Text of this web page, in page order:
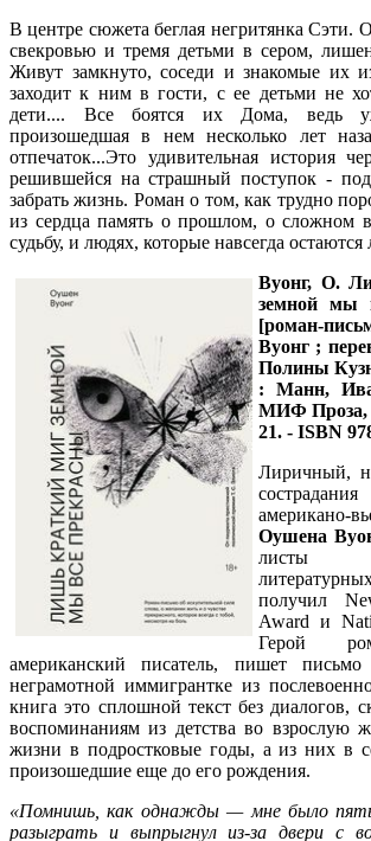
В центре сюжета беглая негритянка Сэти.
свекровью и тремя детьми в сером,
Живут замкнуто, соседи и знакомые их
заходит к ним в гости, с ее детьми не
дети.... Все боятся их Дома, ведь
произошедшая в нем несколько лет
отпечаток...Это удивительная история
решившейся на страшный поступок -
забрать жизнь. Роман о том, как трудно
из сердца память о прошлом, о сложном
судьбу, и людях, которые навсегда
Вуонг, О.
земной мы
[роман-
Вуонг ;
Полины
: Манн,
МИФ Проза,
21. - ISBN
Лиричный,
американо-
Оушена
листы
получил
Award и
Герой
американский писатель, пишет
неграмотной иммигрантке из
книга это сплошной текст без диалогов,
воспоминаниям из детства во взрослую
жизни в подростковые годы, а из них в
произошедшие еще до его рождения.
«Помнишь, как однажды — мне было
разыграть и выпрыгнул из-за двери с